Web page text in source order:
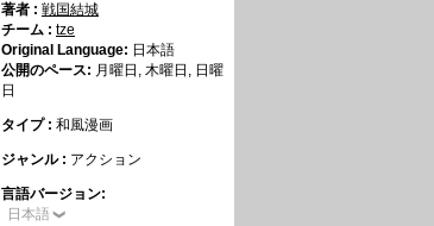
著者 : 戦国結城
チーム : tze
Original Language: 日本語
公開のペース: 月曜日, 木曜日, 日曜
日
タイプ : 和風漫画
ジャンル : アクション
言語バージョン:
日本語